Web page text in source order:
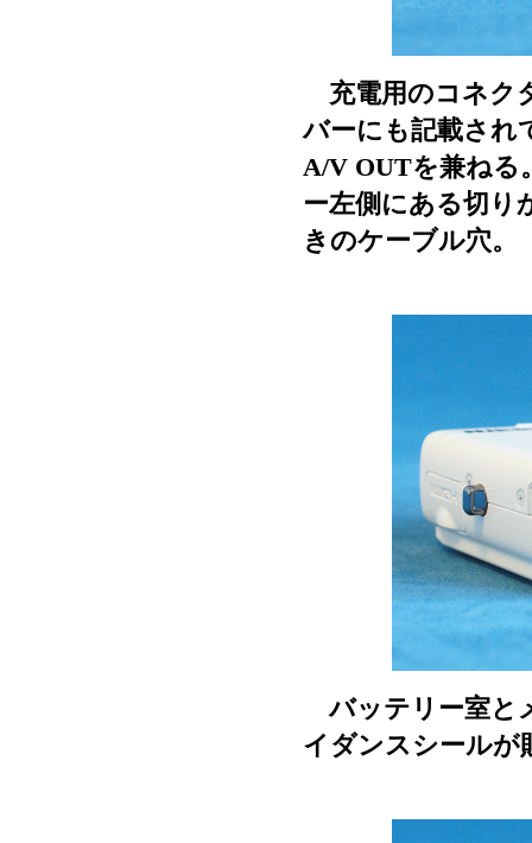
充電用のコネク
バーにも記載され
A/V OUTを兼ねる
ー左側にある切り
きのケーブル穴。
バッテリー室と
イダンスシールが